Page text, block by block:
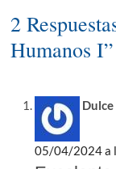
2
Humanos I”
Dulce
05/04/2024 a